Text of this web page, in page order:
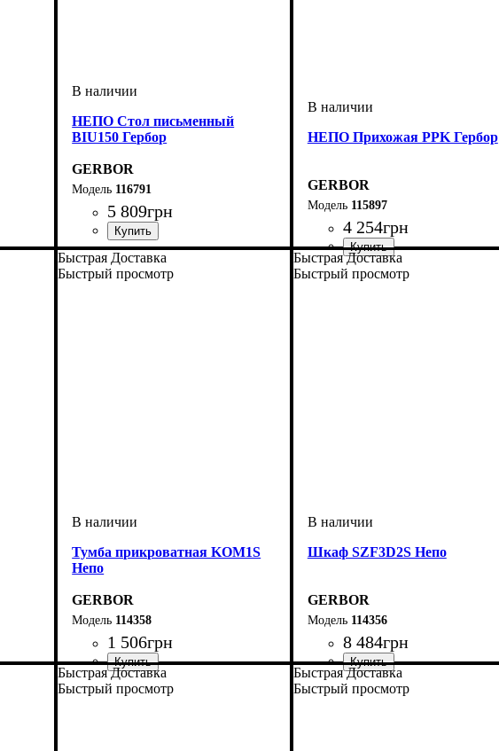
НЕПО Стол письменный
BIU150 Гербор
GERBOR
116791
5 809грн
ширина, мм: 1500
высота, мм: 750
глубина, мм: 590
НЕПО Прихожая PPK Гербор
GERBOR
115897
4 254грн
ширина, мм: 900
высота, мм: 184
глубина, мм: 30,5
Быстрая Доставка
Быстрый просмотр
Тумба прикроватная KOM1S
Непо
GERBOR
114358
1 506грн
ширина, мм: 495
высота, мм: 420
глубина, мм: 335
Быстрая Доставка
Быстрый просмотр
Шкаф SZF3D2S Непо
GERBOR
114356
8 484грн
ширина, мм: 1185
высота, мм: 1965
глубина, мм: 540
Быстрая Доставка
Быстрый просмотр
Быстрая Доставка
Быстрый просмотр